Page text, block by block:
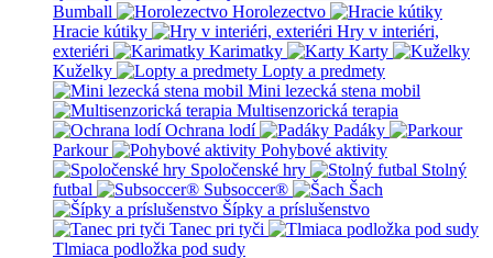
Bumball
Horolezectvo
Hracie kútiky
Hry v interiéri,
exteriéri
Karimatky
Karty
Kuželky
Lopty a predmety
Mini lezecká stena mobil
Multisenzorická terapia
Ochrana lodí
Padáky
Parkour
Pohybové aktivity
Spoločenské hry
Stolný
futbal
Subsoccer®
Šach
Šípky a príslušenstvo
Tanec pri tyči
Tlmiaca podložka pod sudy